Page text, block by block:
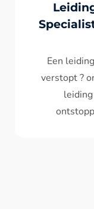
Wc spoelt
terug ?
verstopt ,